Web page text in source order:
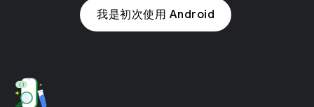
我是初次使用 Android